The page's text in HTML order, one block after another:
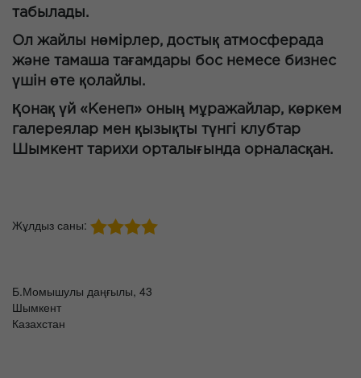
табылады.
Ол жайлы нөмірлер, достық атмосферада
және тамаша тағамдары бос немесе бизнес
үшін өте қолайлы.
Қонақ үй «Кенеп» оның мұражайлар, көркем
галереялар мен қызықты түнгі клубтар
Шымкент тарихи орталығында орналасқан.
Жұлдыз саны:
Б.Момышулы даңғылы, 43
Шымкент
Казахстан